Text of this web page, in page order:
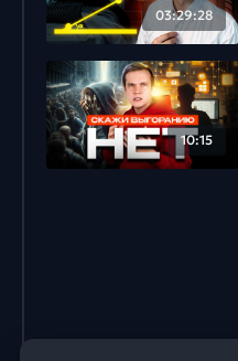
03:29:28
10:15